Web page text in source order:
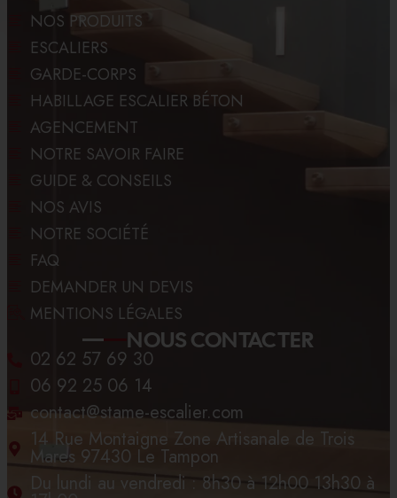
NOS PRODUITS
ESCALIERS
GARDE-CORPS
HABILLAGE ESCALIER BÉTON
AGENCEMENT
NOTRE SAVOIR FAIRE
GUIDE & CONSEILS
NOS AVIS
NOTRE SOCIÉTÉ
FAQ
DEMANDER UN DEVIS
MENTIONS LÉGALES
NOUS CONTACTER
02 62 57 69 30
06 92 25 06 14
contact@stame-escalier.com
14 Rue Montaigne Zone Artisanale de Trois
Mares 97430 Le Tampon
Du lundi au vendredi : 8h30 à 12h00 13h30 à